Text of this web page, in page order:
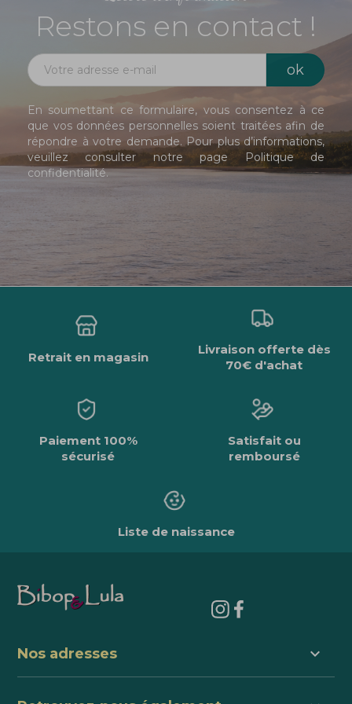
Restons en contact !
En soumettant ce formulaire, vous consentez à ce
que vos données personnelles soient traitées afin de
répondre à votre demande. Pour plus d’informations,
veuillez consulter notre page Politique de
confidentialité.
Retrait en magasin
Livraison offerte dès
70€ d'achat
Paiement 100%
sécurisé
Satisfait ou
remboursé
Liste de naissance
Nos adresses keyboard_arrow_down